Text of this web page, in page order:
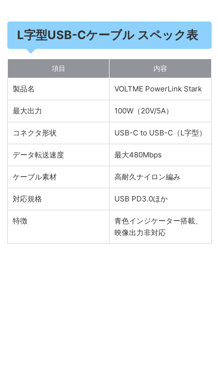
L字型USB-Cケーブル スペック表
項目 内容
製品名 VOLTME PowerLink Stark
最大出力 100W（20V/5A）
コネクタ形状 USB-C to USB-C（L字型）
データ転送速度 最大480Mbps
ケーブル素材 高耐久ナイロン編み
対応規格 USB PD3.0ほか
特徴
青色インジケーター搭載、
映像出力非対応